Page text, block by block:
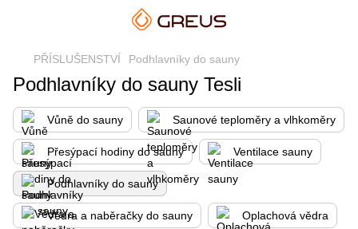
PŘÍSLUŠENSTVÍ Podhlavníky do sauny
Podhlavníky do sauny Tesli
Vůně do sauny Saunové teploměry a vlhkoměry
Přesýpací hodiny do sauny Ventilace sauny
Podhlavníky do sauny
Vědra a naběračky do sauny Oplachová vědra